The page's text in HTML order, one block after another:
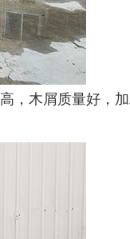
，木屑质量好，